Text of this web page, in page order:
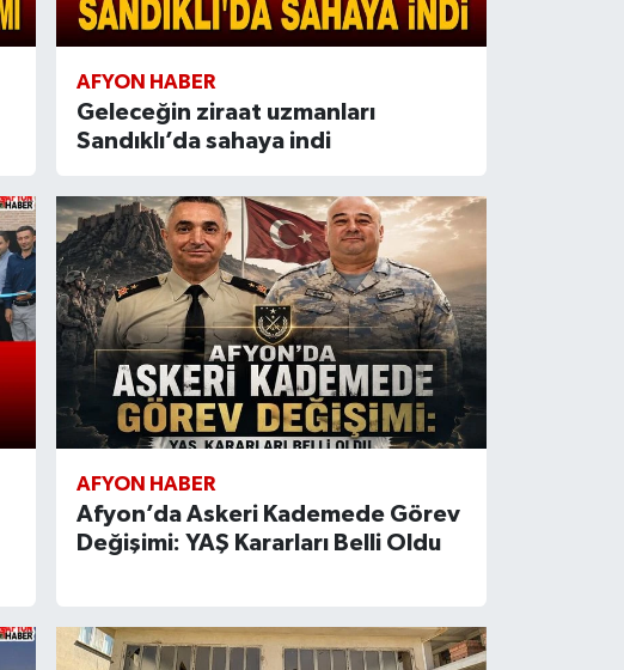
AFYON HABER
Geleceğin ziraat uzmanları
Sandıklı’da sahaya indi
AFYON HABER
Afyon’da Askeri Kademede Görev
Değişimi: YAŞ Kararları Belli Oldu